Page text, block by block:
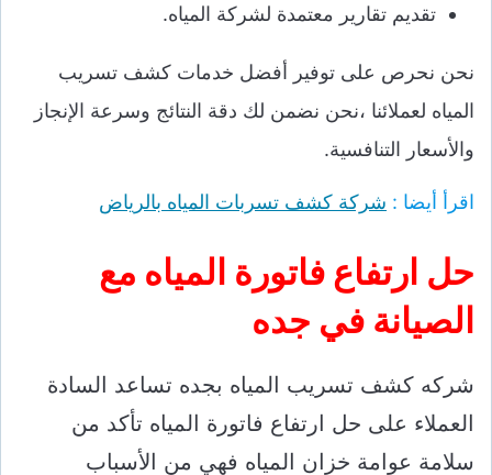
تقديم تقارير معتمدة لشركة المياه.
نحن نحرص على توفير أفضل خدمات كشف تسريب
المياه لعملائنا ،نحن نضمن لك دقة النتائج وسرعة الإنجاز
والأسعار التنافسية.
اقرأ أيضا : شركة كشف تسربات المياه بالرياض
حل ارتفاع فاتورة المياه مع
الصيانة في جده
شركه كشف تسريب المياه بجده تساعد السادة
العملاء على حل ارتفاع فاتورة المياه تأكد من
سلامة عوامة خزان المياه فهي من الأسباب